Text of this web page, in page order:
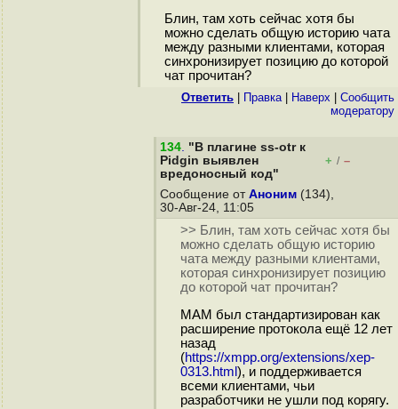
Блин, там хоть сейчас хотя бы
можно сделать общую историю чата
между разными клиентами, которая
синхронизирует позицию до которой
чат прочитан?
Ответить Правка| Наверх
Cообщить
модератору
134. "В плагине ss-otr к
Pidgin выявлен
вредоносный код"
+ / –
Сообщение от Аноним (134),
30-Авг-24, 11:05
>> Блин, там хоть сейчас хотя бы
можно сделать общую историю
чата между разными клиентами,
которая синхронизирует позицию
до которой чат прочитан?
MAM был стандартизирован как
расширение протокола ещё 12 лет
назад
(https://xmpp.org/extensions/xep-
0313.html ), и поддерживается
всеми клиентами, чьи
разработчики не ушли под корягу.